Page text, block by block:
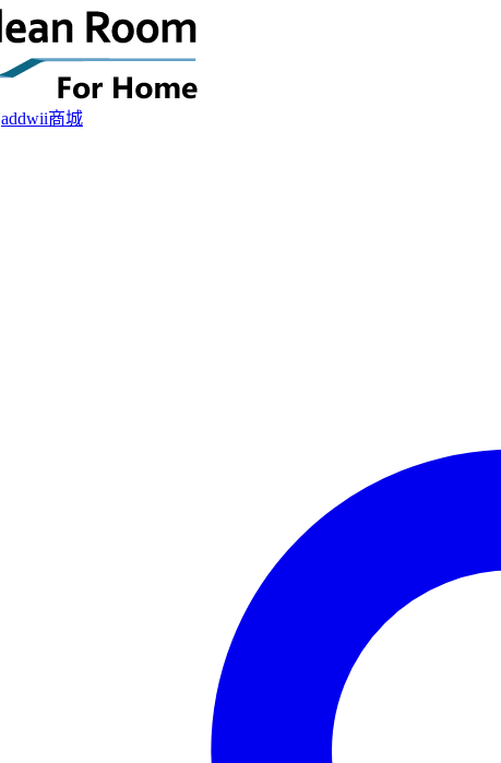
addwii商城